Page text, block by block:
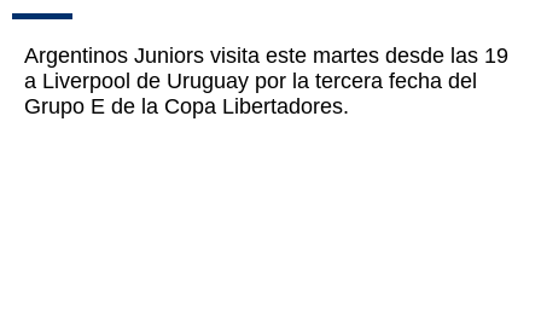
Argentinos Juniors visita este martes desde las 19
a Liverpool de Uruguay por la tercera fecha del
Grupo E de la Copa Libertadores.